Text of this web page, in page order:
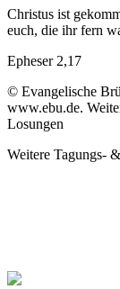
Christus ist
euch, die ihr fern
Epheser 2,17
© Evangelische
www.ebu.de.
Losungen
Weitere Tagungs-